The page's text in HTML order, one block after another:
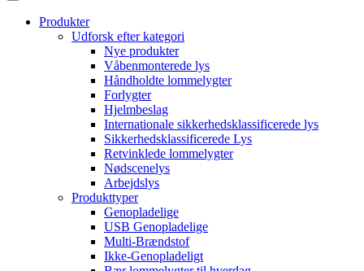
Produkter
Udforsk efter kategori
Nye produkter
Våbenmonterede lys
Håndholdte lommelygter
Forlygter
Hjelmbeslag
Internationale sikkerhedsklassificerede lys
Sikkerhedsklassificerede Lys
Retvinklede lommelygter
Nødscenelys
Arbejdslys
Produkttyper
Genopladelige
USB Genopladelige
Multi-Brændstof
Ikke-Genopladeligt